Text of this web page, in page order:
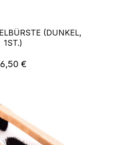
(DUNKEL,
1ST.)
Regulärer Preis:
6,50 €